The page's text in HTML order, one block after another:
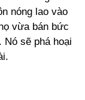
nóng lao vào
vừa bán bức
sẽ phá hoại